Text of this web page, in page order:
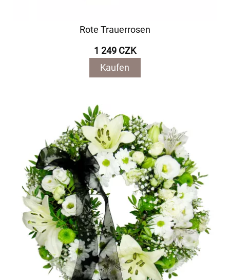
Rote Trauerrosen
1 249 CZK
Kaufen